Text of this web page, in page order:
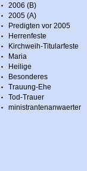
2006 (B)
2005 (A)
Predigten vor 2005
Herrenfeste
Kirchweih-Titularfeste
Maria
Heilige
Besonderes
Trauung-Ehe
Tod-Trauer
ministrantenanwaerter